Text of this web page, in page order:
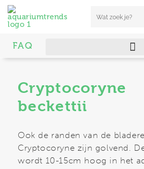
FAQ
Cryptocoryne
beckettii
Ook de randen van de
Cryptocoryne zijn golvend.
wordt 10-15cm hoog in het